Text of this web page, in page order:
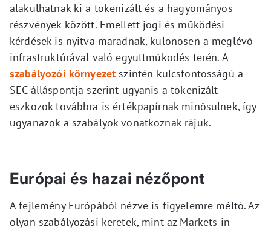
alakulhatnak ki a tokenizált és a hagyományos
részvények között. Emellett jogi és működési
kérdések is nyitva maradnak, különösen a meglévő
infrastruktúrával való együttműködés terén. A
szabályozói környezet szintén kulcsfontosságú a
SEC álláspontja szerint ugyanis a tokenizált
eszközök továbbra is értékpapírnak minősülnek, így
ugyanazok a szabályok vonatkoznak rájuk.
Európai és hazai nézőpont
A fejlemény Európából nézve is figyelemre méltó. Az
olyan szabályozási keretek, mint az Markets in